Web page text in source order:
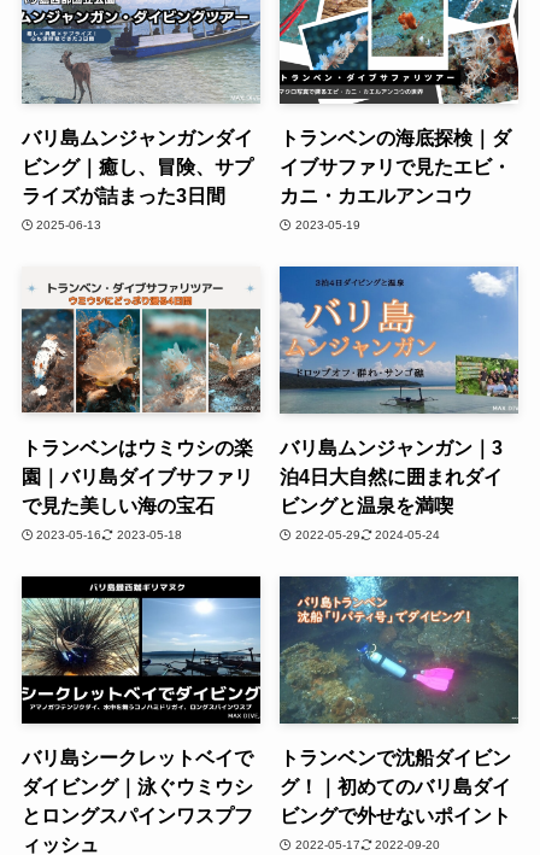
バリ島ムンジャンガンダイ
ビング｜癒し、冒険、サプ
ライズが詰まった3日間
2025-06-13
トランベンの海底探検｜ダ
イブサファリで見たエビ・
カニ・カエルアンコウ
2023-05-19
トランベンはウミウシの楽
園｜バリ島ダイブサファリ
で見た美しい海の宝石
2023-05-16 2023-05-18
バリ島ムンジャンガン｜3
泊4日大自然に囲まれダイ
ビングと温泉を満喫
2022-05-29 2024-05-24
バリ島シークレットベイで
ダイビング｜泳ぐウミウシ
とロングスパインワスプフ
ィッシュ
トランベンで沈船ダイビン
グ！｜初めてのバリ島ダイ
ビングで外せないポイント
2022-05-17 2022-09-20